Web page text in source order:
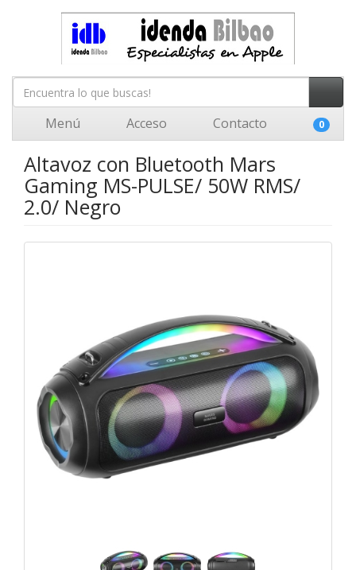
Menú Acceso Contacto 0
Altavoz con Bluetooth Mars
Gaming MS-PULSE/ 50W RMS/
2.0/ Negro